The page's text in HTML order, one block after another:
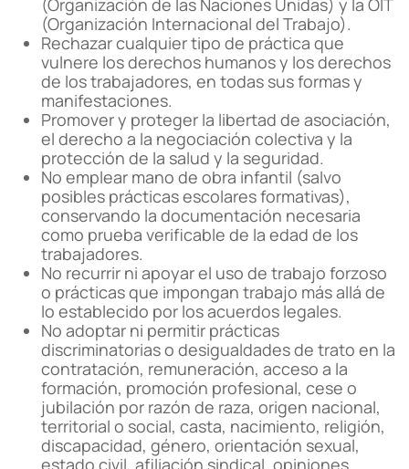
(Organización de las Naciones Unidas) y la OIT
(Organización Internacional del Trabajo).
Rechazar cualquier tipo de práctica que
vulnere los derechos humanos y los derechos
de los trabajadores, en todas sus formas y
manifestaciones.
Promover y proteger la libertad de asociación,
el derecho a la negociación colectiva y la
protección de la salud y la seguridad.
No emplear mano de obra infantil (salvo
posibles prácticas escolares formativas),
conservando la documentación necesaria
como prueba verificable de la edad de los
trabajadores.
No recurrir ni apoyar el uso de trabajo forzoso
o prácticas que impongan trabajo más allá de
lo establecido por los acuerdos legales.
No adoptar ni permitir prácticas
discriminatorias o desigualdades de trato en la
contratación, remuneración, acceso a la
formación, promoción profesional, cese o
jubilación por razón de raza, origen nacional,
territorial o social, casta, nacimiento, religión,
discapacidad, género, orientación sexual,